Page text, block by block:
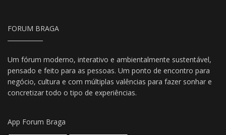
FORUM BRAGA
Um fórum moderno, interativo e ambientalmente sustentável,
pensado e feito para as pessoas. Um ponto de encontro para
negócio, cultura e com múltiplas valências para fazer sonhar e
concretizar todo o tipo de experiências.
App Forum Braga